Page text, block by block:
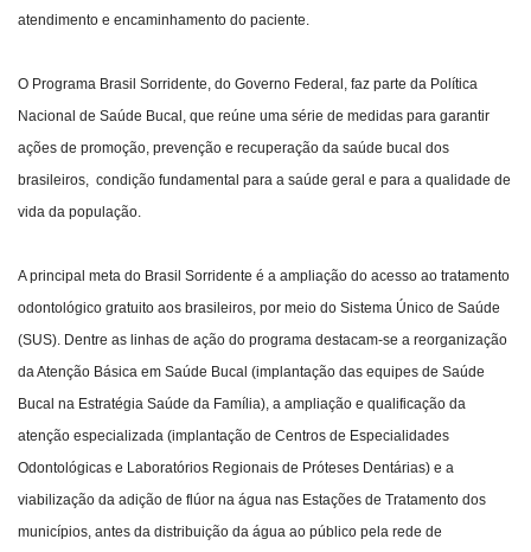
atendimento e encaminhamento do paciente.
O Programa Brasil Sorridente, do Governo Federal, faz parte da Política
Nacional de Saúde Bucal, que reúne uma série de medidas para garantir
ações de promoção, prevenção e recuperação da saúde bucal dos
brasileiros, condição fundamental para a saúde geral e para a qualidade de
vida da população.
A principal meta do Brasil Sorridente é a ampliação do acesso ao tratamento
odontológico gratuito aos brasileiros, por meio do Sistema Único de Saúde
(SUS). Dentre as linhas de ação do programa destacam-se a reorganização
da Atenção Básica em Saúde Bucal (implantação das equipes de Saúde
Bucal na Estratégia Saúde da Família), a ampliação e qualificação da
atenção especializada (implantação de Centros de Especialidades
Odontológicas e Laboratórios Regionais de Próteses Dentárias) e a
viabilização da adição de flúor na água nas Estações de Tratamento dos
municípios, antes da distribuição da água ao público pela rede de